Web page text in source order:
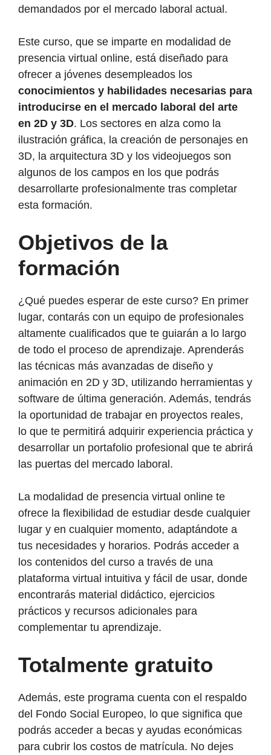
demandados por el mercado laboral actual.
Este curso, que se imparte en modalidad de
presencia virtual online, está diseñado para
ofrecer a jóvenes desempleados los
conocimientos y habilidades necesarias para
introducirse en el mercado laboral del arte
en 2D y 3D. Los sectores en alza como la
ilustración gráfica, la creación de personajes en
3D, la arquitectura 3D y los videojuegos son
algunos de los campos en los que podrás
desarrollarte profesionalmente tras completar
esta formación.
Objetivos de la
formación
¿Qué puedes esperar de este curso? En primer
lugar, contarás con un equipo de profesionales
altamente cualificados que te guiarán a lo largo
de todo el proceso de aprendizaje. Aprenderás
las técnicas más avanzadas de diseño y
animación en 2D y 3D, utilizando herramientas y
software de última generación. Además, tendrás
la oportunidad de trabajar en proyectos reales,
lo que te permitirá adquirir experiencia práctica y
desarrollar un portafolio profesional que te abrirá
las puertas del mercado laboral.
La modalidad de presencia virtual online te
ofrece la flexibilidad de estudiar desde cualquier
lugar y en cualquier momento, adaptándote a
tus necesidades y horarios. Podrás acceder a
los contenidos del curso a través de una
plataforma virtual intuitiva y fácil de usar, donde
encontrarás material didáctico, ejercicios
prácticos y recursos adicionales para
complementar tu aprendizaje.
Totalmente gratuito
Además, este programa cuenta con el respaldo
del Fondo Social Europeo, lo que significa que
podrás acceder a becas y ayudas económicas
para cubrir los costos de matrícula. No dejes